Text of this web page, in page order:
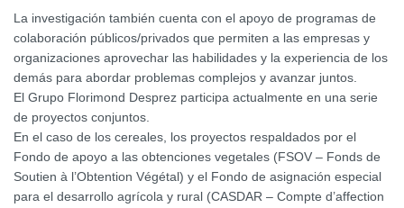
La investigación también cuenta con el apoyo de programas de
colaboración públicos/privados que permiten a las empresas y
organizaciones aprovechar las habilidades y la experiencia de los
demás para abordar problemas complejos y avanzar juntos.
El Grupo Florimond Desprez participa actualmente en una serie
de proyectos conjuntos.
En el caso de los cereales, los proyectos respaldados por el
Fondo de apoyo a las obtenciones vegetales (FSOV – Fonds de
Soutien à l’Obtention Végétal) y el Fondo de asignación especial
para el desarrollo agrícola y rural (CASDAR – Compte d’affection